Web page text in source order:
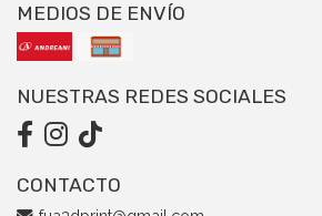
MEDIOS DE ENVÍO
NUESTRAS REDES SOCIALES
CONTACTO